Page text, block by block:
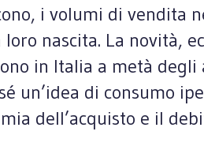
i volumi di vendita
nascita. La novità,
in Italia a metà degli
di consumo
dell’acquisto e il